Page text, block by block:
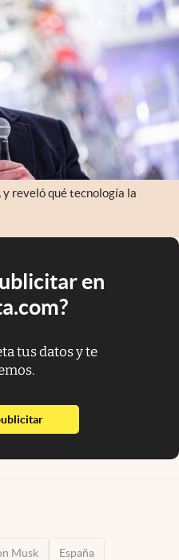
reveló qué tecnología la
en
tus datos y te
abre en nueva pestaña
Musk España